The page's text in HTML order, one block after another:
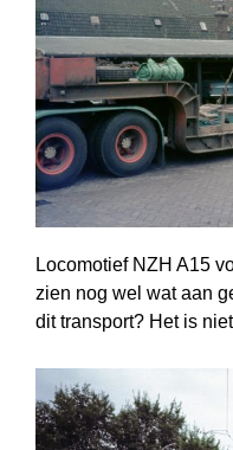
Locomotief NZH A15
zien nog wel wat aan
dit transport? Het is